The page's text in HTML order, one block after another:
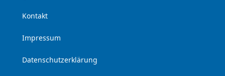
Kontakt
Impressum
Datenschutzerklärung